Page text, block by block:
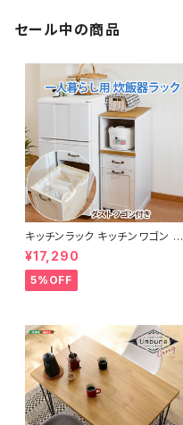
セール中の商品
キッチンラック キッチンワゴン キ
ャスター付き 収納ラック 一人暮
らし スリムキッチンラック 幅30
cm 完成品
¥17,290
5%OFF